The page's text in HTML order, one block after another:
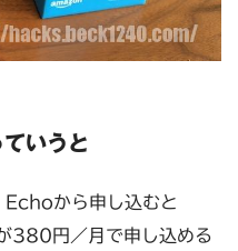
いうと
Echoから申し込むと
円／月で申し込める